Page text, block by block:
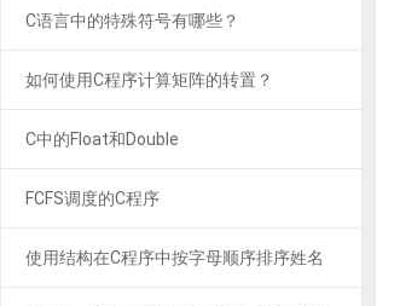
C语言中的特殊符号有哪些？
如何使用C程序计算矩阵的转置？
C中的Float和Double
FCFS调度的C程序
使用结构在C程序中按字母顺序排序姓名